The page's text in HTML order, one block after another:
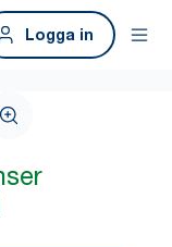
Logga in